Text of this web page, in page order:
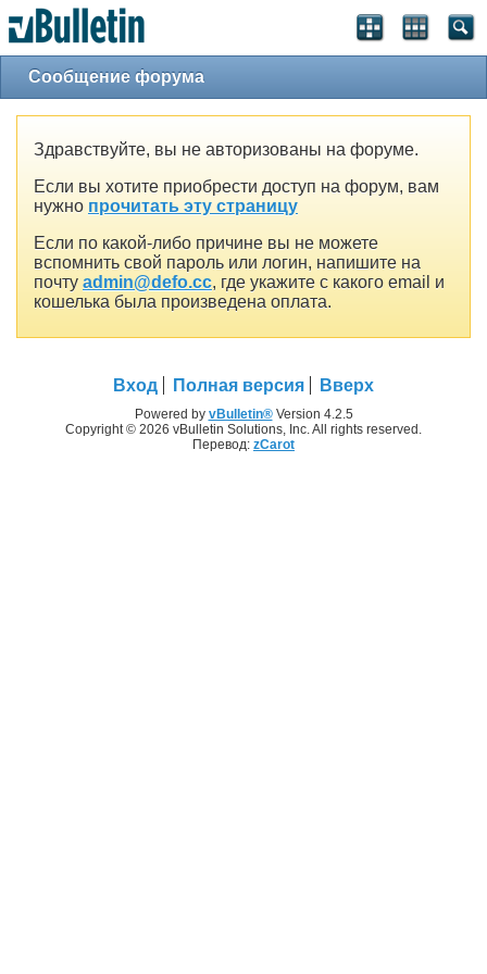
Сообщение форума
Здравствуйте, вы не авторизованы на форуме.
Если вы хотите приобрести доступ на форум, вам
нужно прочитать эту страницу
Если по какой-либо причине вы не можете
вспомнить свой пароль или логин, напишите на
почту admin@defo.cc, где укажите с какого email и
кошелька была произведена оплата.
Вход Полная версия Вверх
Powered by vBulletin®Version 4.2.5
Copyright © 2026 vBulletin Solutions, Inc. All rights reserved.
Перевод: zCarot